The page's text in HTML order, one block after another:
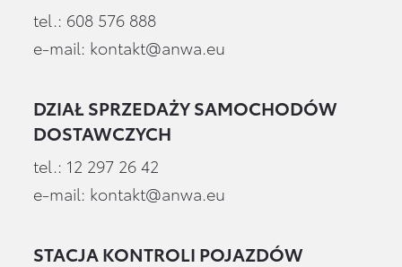
tel.: 608 576 888
e-mail: kontakt@anwa.eu
DZIAŁ SPRZEDAŻY SAMOCHODÓW
DOSTAWCZYCH
tel.: 12 297 26 42
e-mail: kontakt@anwa.eu
STACJA KONTROLI POJAZDÓW